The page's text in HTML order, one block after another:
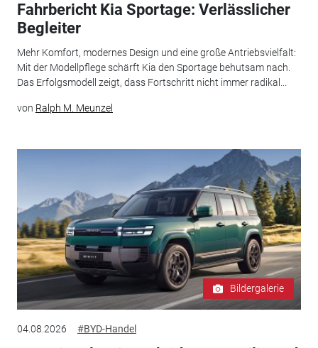
Fahrbericht Kia Sportage: Verlässlicher
Begleiter
Mehr Komfort, modernes Design und eine große Antriebsvielfalt:
Mit der Modellpflege schärft Kia den Sportage behutsam nach.
Das Erfolgsmodell zeigt, dass Fortschritt nicht immer radikal...
von Ralph M. Meunzel
Bildergalerie
04.08.2026 #BYD-Handel